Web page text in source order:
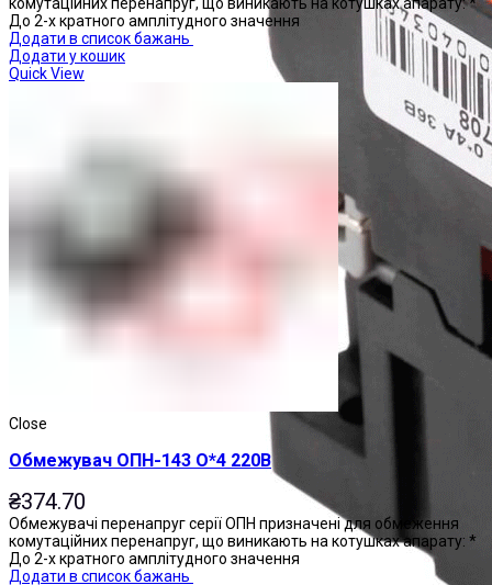
До 2-х кратного амплітудного значення
Додати в список бажань
Додати у кошик
Quick View
Close
Обмежувач ОПН-143 О*4 220В
₴374.70
Обмежувачі перенапруг серії ОПН призначені для обмеження
комутаційних перенапруг, що виникають на котушках апарату: *
До 2-х кратного амплітудного значення
Додати в список бажань